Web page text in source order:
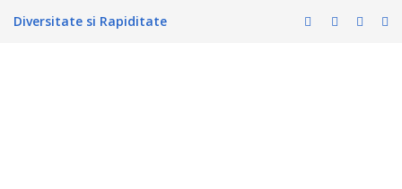
Diversitate si Rapiditate